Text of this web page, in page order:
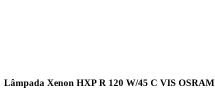
Lâmpada Xenon HXP R 120 W/45 C VIS OSRAM